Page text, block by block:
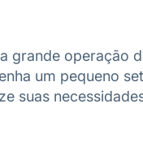
grande operação
um pequeno
suas